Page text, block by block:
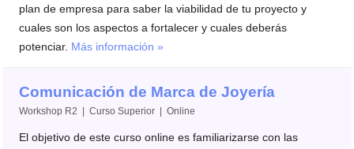
plan de empresa para saber la viabilidad de tu proyecto y
cuales son los aspectos a fortalecer y cuales deberás
potenciar. Más información »
Comunicación de Marca de Joyería
Workshop R2 | Curso Superior | Online
El objetivo de este curso online es familiarizarse con las